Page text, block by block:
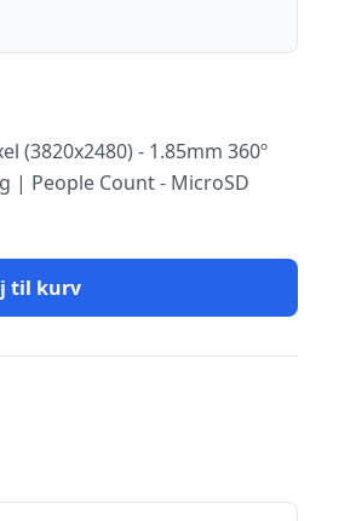
(3820x2480) - 1.85mm 360º
| People Count - MicroSD
til kurv